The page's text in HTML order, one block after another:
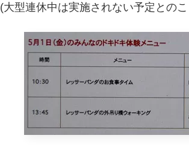
(大型連休中は実施されない予定との